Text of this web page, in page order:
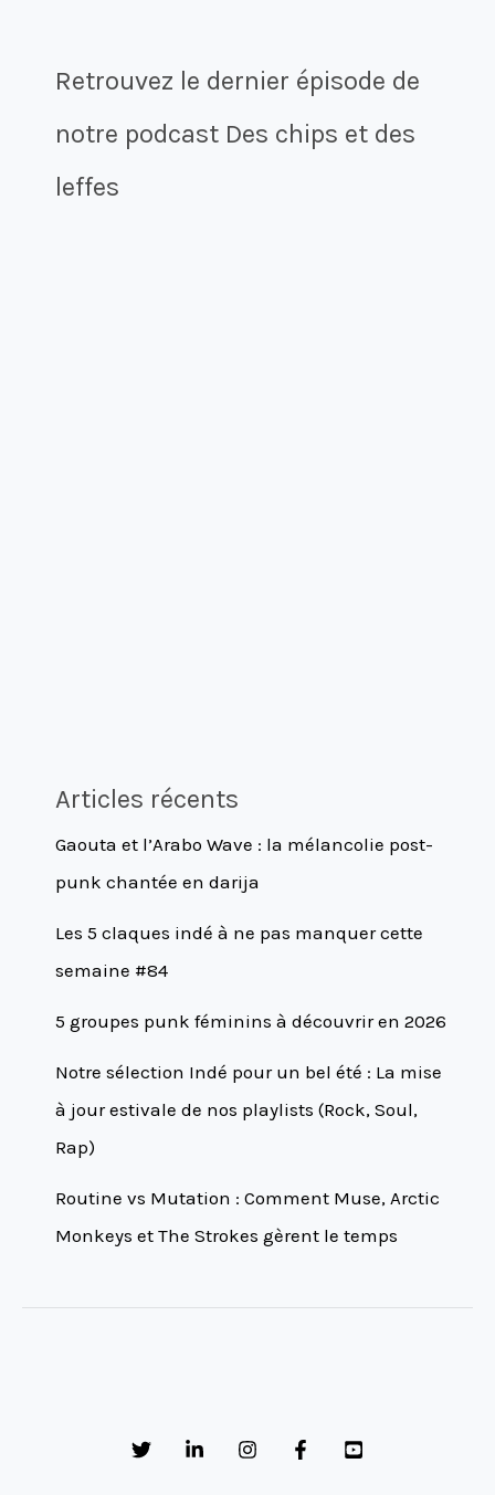
Retrouvez le dernier épisode de
notre podcast Des chips et des
leffes
Articles récents
Gaouta et l’Arabo Wave : la mélancolie post-
punk chantée en darija
Les 5 claques indé à ne pas manquer cette
semaine #84
5 groupes punk féminins à découvrir en 2026
Notre sélection Indé pour un bel été : La mise
à jour estivale de nos playlists (Rock, Soul,
Rap)
Routine vs Mutation : Comment Muse, Arctic
Monkeys et The Strokes gèrent le temps